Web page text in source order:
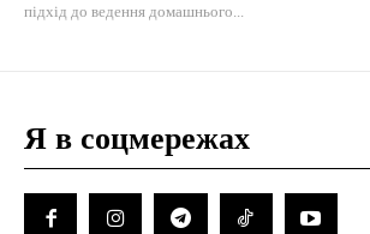
підхід до ведення домашнього...
Я в соцмережах